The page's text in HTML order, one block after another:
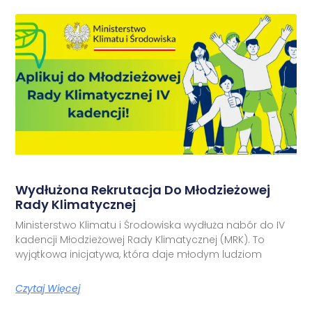
Wydłużona Rekrutacja Do Młodzieżowej
Rady Klimatycznej
Ministerstwo Klimatu i Środowiska wydłuża nabór do IV
kadencji Młodzieżowej Rady Klimatycznej (MRK). To
wyjątkowa inicjatywa, która daje młodym ludziom
Czytaj Więcej